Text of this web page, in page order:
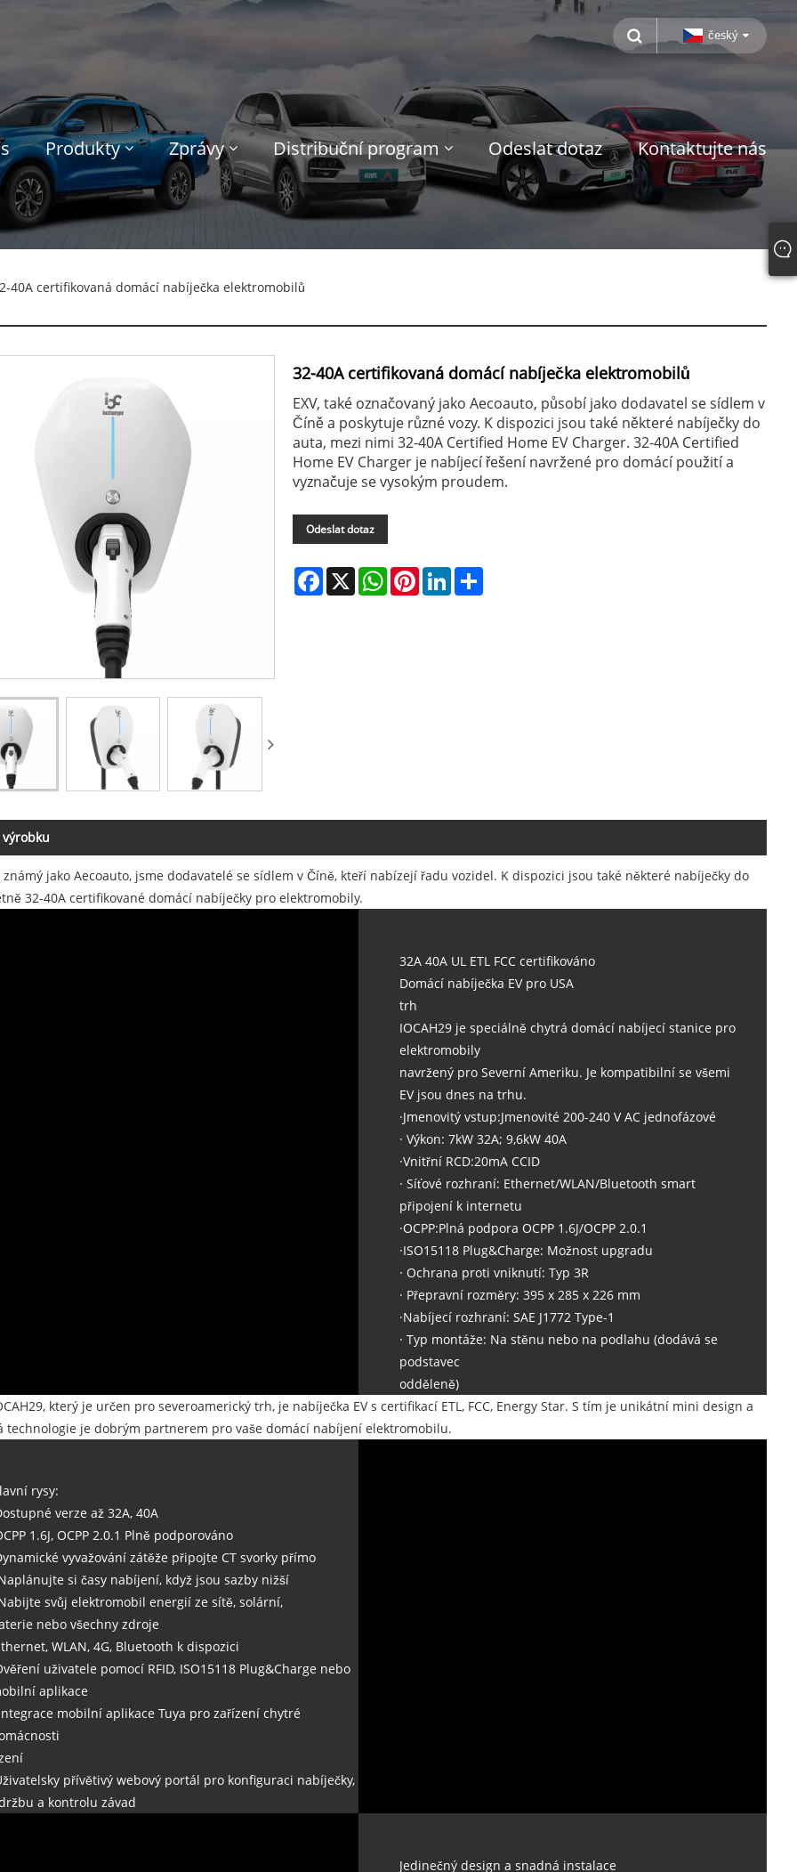
český
Produkty Zprávy Distribuční program Odeslat dotaz Kontaktujte nás
40A certifikovaná domácí nabíječka elektromobilů
32-40A certifikovaná domácí nabíječka elektromobilů
EXV, také označovaný jako Aecoauto, působí jako dodavatel se sídlem v
Číně a poskytuje různé vozy. K dispozici jsou také některé nabíječky do
auta, mezi nimi 32-40A Certified Home EV Charger. 32-40A Certified
Home EV Charger je nabíjecí řešení navržené pro domácí použití a
vyznačuje se vysokým proudem.
Odeslat dotaz
Facebook
X WhatsApp
PinterestLinkedIn
výrobku
známý jako Aecoauto, jsme dodavatelé se sídlem v Číně, kteří nabízejí řadu vozidel. K dispozici jsou také některé nabíječky do
32-40A certifikované domácí nabíječky pro elektromobily.
32A 40A UL ETL FCC certifikováno
Domácí nabíječka EV pro USA
trh
IOCAH29 je speciálně chytrá domácí nabíjecí stanice pro
elektromobily
navržený pro Severní Ameriku. Je kompatibilní se všemi
EV jsou dnes na trhu.
·Jmenovitý vstup:Jmenovité 200-240 V AC jednofázové
· Výkon: 7kW 32A; 9,6kW 40A
·Vnitřní RCD:20mA CCID
· Síťové rozhraní: Ethernet/WLAN/Bluetooth smart
připojení k internetu
·OCPP:Plná podpora OCPP 1.6J/OCPP 2.0.1
·ISO15118 Plug&Charge: Možnost upgradu
· Ochrana proti vniknutí: Typ 3R
· Přepravní rozměry: 395 x 285 x 226 mm
·Nabíjecí rozhraní: SAE J1772 Type-1
· Typ montáže: Na stěnu nebo na podlahu (dodává se
podstavec
odděleně)
který je určen pro severoamerický trh, je nabíječka EV s certifikací ETL, FCC, Energy Star. S tím je unikátní mini design a
technologie je dobrým partnerem pro vaše domácí nabíjení elektromobilu.
rysy:
verze až 32A, 40A
1.6J, OCPP 2.0.1 Plně podporováno
vyvažování zátěže připojte CT svorky přímo
si časy nabíjení, když jsou sazby nižší
svůj elektromobil energií ze sítě, solární,
nebo všechny zdroje
WLAN, 4G, Bluetooth k dispozici
uživatele pomocí RFID, ISO15118 Plug&Charge nebo
aplikace
mobilní aplikace Tuya pro zařízení chytré
přívětivý webový portál pro konfiguraci nabíječky,
a kontrolu závad
Jedinečný design a snadná instalace